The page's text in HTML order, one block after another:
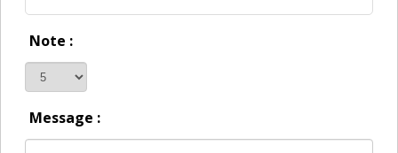
Note :
Message :